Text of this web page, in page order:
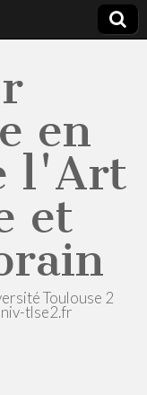
en
l'Art
et
Toulouse 2
tlse2.fr